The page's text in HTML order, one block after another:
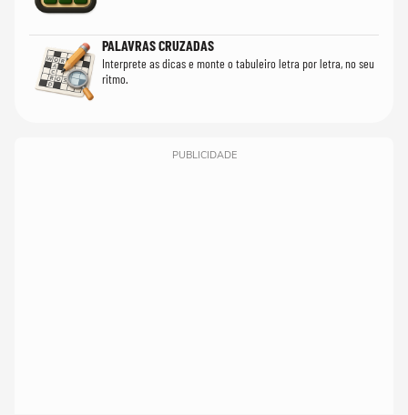
PALAVRAS CRUZADAS
Interprete as dicas e monte o tabuleiro letra por letra, no seu
ritmo.
PUBLICIDADE